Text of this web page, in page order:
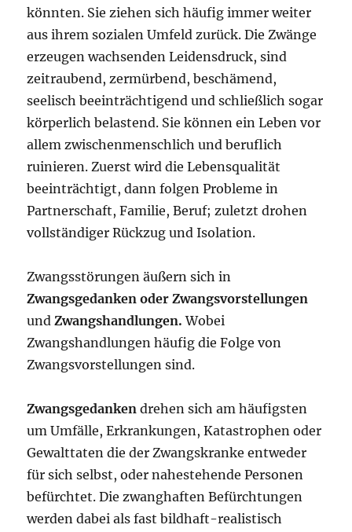
könnten. Sie ziehen sich häufig immer weiter
aus ihrem sozialen Umfeld zurück. Die Zwänge
erzeugen wachsenden Leidensdruck, sind
zeitraubend, zermürbend, beschämend,
seelisch beeinträchtigend und schließlich sogar
körperlich belastend. Sie können ein Leben vor
allem zwischenmenschlich und beruflich
ruinieren. Zuerst wird die Lebensqualität
beeinträchtigt, dann folgen Probleme in
Partnerschaft, Familie, Beruf; zuletzt drohen
vollständiger Rückzug und Isolation.
Zwangsstörungen äußern sich in
Zwangsgedanken oder Zwangsvorstellungen
undZwangshandlungen. Wobei
Zwangshandlungen häufig die Folge von
Zwangsvorstellungen sind.
Zwangsgedanken drehen sich am häufigsten
um Umfälle, Erkrankungen, Katastrophen oder
Gewalttaten die der Zwangskranke entweder
für sich selbst, oder nahestehende Personen
befürchtet. Die zwanghaften Befürchtungen
werden dabei als fast bildhaft-realistisch